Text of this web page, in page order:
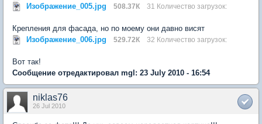
Изображение_005.jpg 508.37К 31 Количество загрузок:
Крепления для фасада, но по моему они давно висят
Изображение_006.jpg
529.72К 32 Количество загрузок:
Вот так!
Сообщение отредактировал mgl: 23 July 2010 - 16:54
niklas76
26 Jul 2010